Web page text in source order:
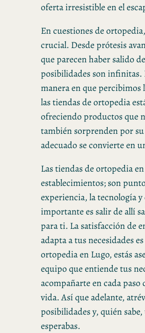
oferta irresistible en el
En cuestiones de
crucial. Desde prótesis
que parecen haber salido
posibilidades son infinitas.
manera en que
las tiendas de ortopedia
ofreciendo productos que
también sorprenden por
adecuado se convierte en
Las tiendas de ortopedia
establecimientos; son
experiencia, la tecnología
importante es salir de allí
para ti. La satisfacción de
adapta a tus necesidades
ortopedia en Lugo, estás
equipo que entiende tus
acompañarte en cada
vida. Así que adelante,
posibilidades y, quién
esperabas.